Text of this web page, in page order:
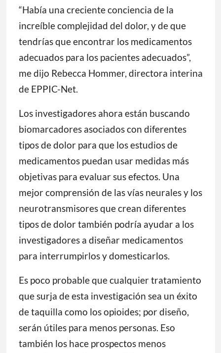
“Había una creciente conciencia de la
increíble complejidad del dolor, y de que
tendrías que encontrar los medicamentos
adecuados para los pacientes adecuados”,
me dijo Rebecca Hommer, directora interina
de EPPIC-Net.
Los investigadores ahora están buscando
biomarcadores asociados con diferentes
tipos de dolor para que los estudios de
medicamentos puedan usar medidas más
objetivas para evaluar sus efectos. Una
mejor comprensión de las vías neurales y los
neurotransmisores que crean diferentes
tipos de dolor también podría ayudar a los
investigadores a diseñar medicamentos
para interrumpirlos y domesticarlos.
Es poco probable que cualquier tratamiento
que surja de esta investigación sea un éxito
de taquilla como los opioides; por diseño,
serán útiles para menos personas. Eso
también los hace prospectos menos